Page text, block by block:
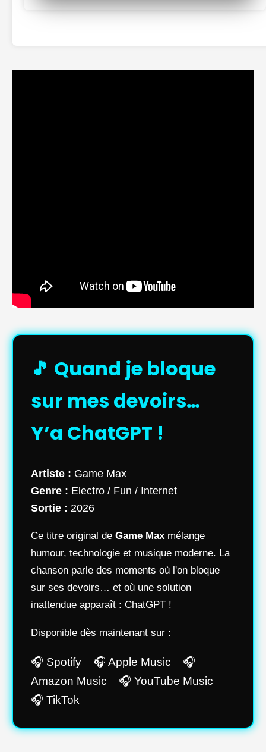
🎵 Quand je bloque
sur mes devoirs…
Y’a ChatGPT !
Artiste : Game Max
Genre : Electro / Fun / Internet
Sortie : 2026
Ce titre original de Game Max mélange
humour, technologie et musique moderne. La
chanson parle des moments où l'on bloque
sur ses devoirs… et où une solution
inattendue apparaît : ChatGPT !
Disponible dès maintenant sur :
🎧 Spotify 🎧 Apple Music 🎧
Amazon Music 🎧 YouTube Music
🎧 TikTok